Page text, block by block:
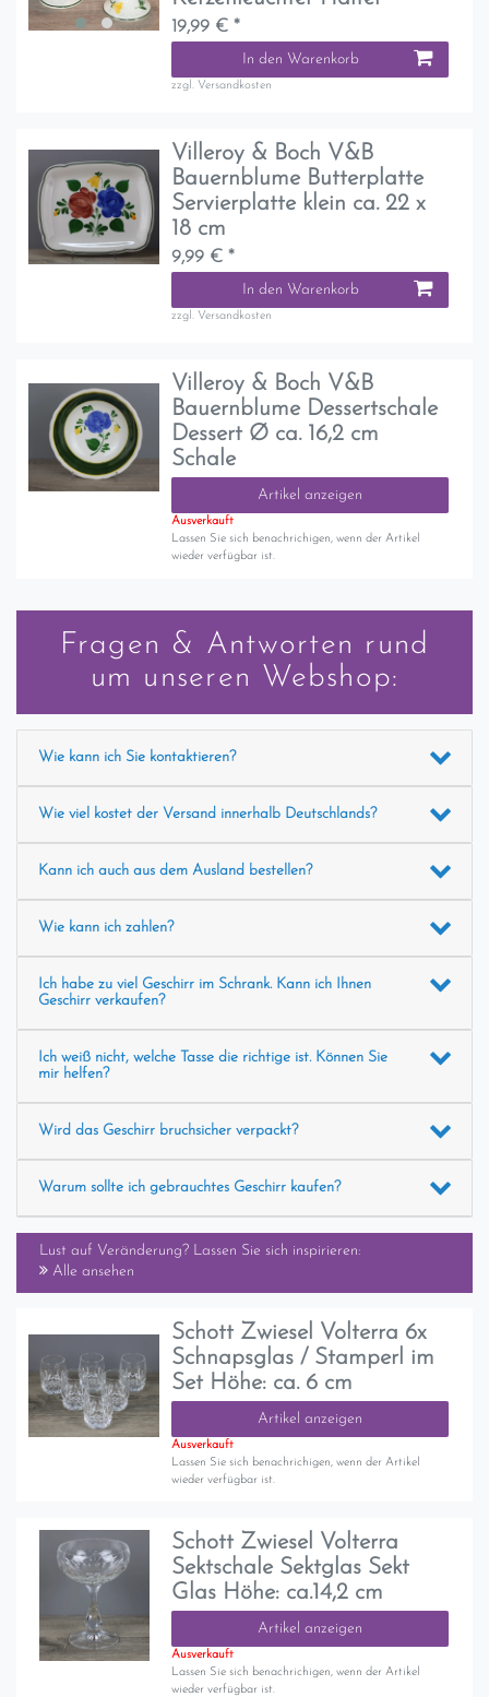
19,99 € *
In den Warenkorb
zzgl. Versandkosten
Villeroy & Boch V&B
Bauernblume Butterplatte
Servierplatte klein ca. 22 x
18 cm
9,99 € *
In den Warenkorb
zzgl. Versandkosten
Villeroy & Boch V&B
Bauernblume Dessertschale
Dessert Ø ca. 16,2 cm
Schale
Artikel anzeigen
Ausverkauft
Lassen Sie sich benachrichigen, wenn der Artikel
wieder verfügbar ist.
Fragen & Antworten rund
um unseren Webshop:
Wie kann ich Sie kontaktieren?
Wie viel kostet der Versand innerhalb Deutschlands?
Kann ich auch aus dem Ausland bestellen?
Wie kann ich zahlen?
Ich habe zu viel Geschirr im Schrank. Kann ich Ihnen
Geschirr verkaufen?
Ich weiß nicht, welche Tasse die richtige ist. Können Sie
mir helfen?
Wird das Geschirr bruchsicher verpackt?
Warum sollte ich gebrauchtes Geschirr kaufen?
Lust auf Veränderung? Lassen Sie sich inspirieren:
Alle ansehen
Schott Zwiesel Volterra 6x
Schnapsglas / Stamperl im
Set Höhe: ca. 6 cm
Artikel anzeigen
Ausverkauft
Lassen Sie sich benachrichigen, wenn der Artikel
wieder verfügbar ist.
Schott Zwiesel Volterra
Sektschale Sektglas Sekt
Glas Höhe: ca.14,2 cm
Artikel anzeigen
Ausverkauft
Lassen Sie sich benachrichigen, wenn der Artikel
wieder verfügbar ist.